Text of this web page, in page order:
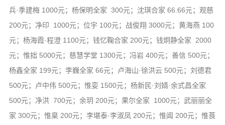
兵·季建梅 1000元；杨保明全家 300元；沈琪合家 66.66元；观慈
200元；净印 1000元；位宇 100元；战俊翔 3000元；黄海燕 100
元；杨海霞·程澄 1100元；钱忆鞠合家 200元；钱炯静全家 2000
元；惟拙 5000元；慈慧学堂 1300元；冯岩 400元；善信 500元；
杨鑫全家 199元；李巍全家 66元；卢海山·徐洪云 500元；刘德君
500元；卢中伟 500元；惟娈 1500元；杨新民·刘婧·余式昌全家
500元；净洪 700元；余玥 200元；果尔全家 1000元；武丽丽全
家 300元；惟臬 200元；李堪泰·李淑凤 200元；惟阊 200元；惟莨